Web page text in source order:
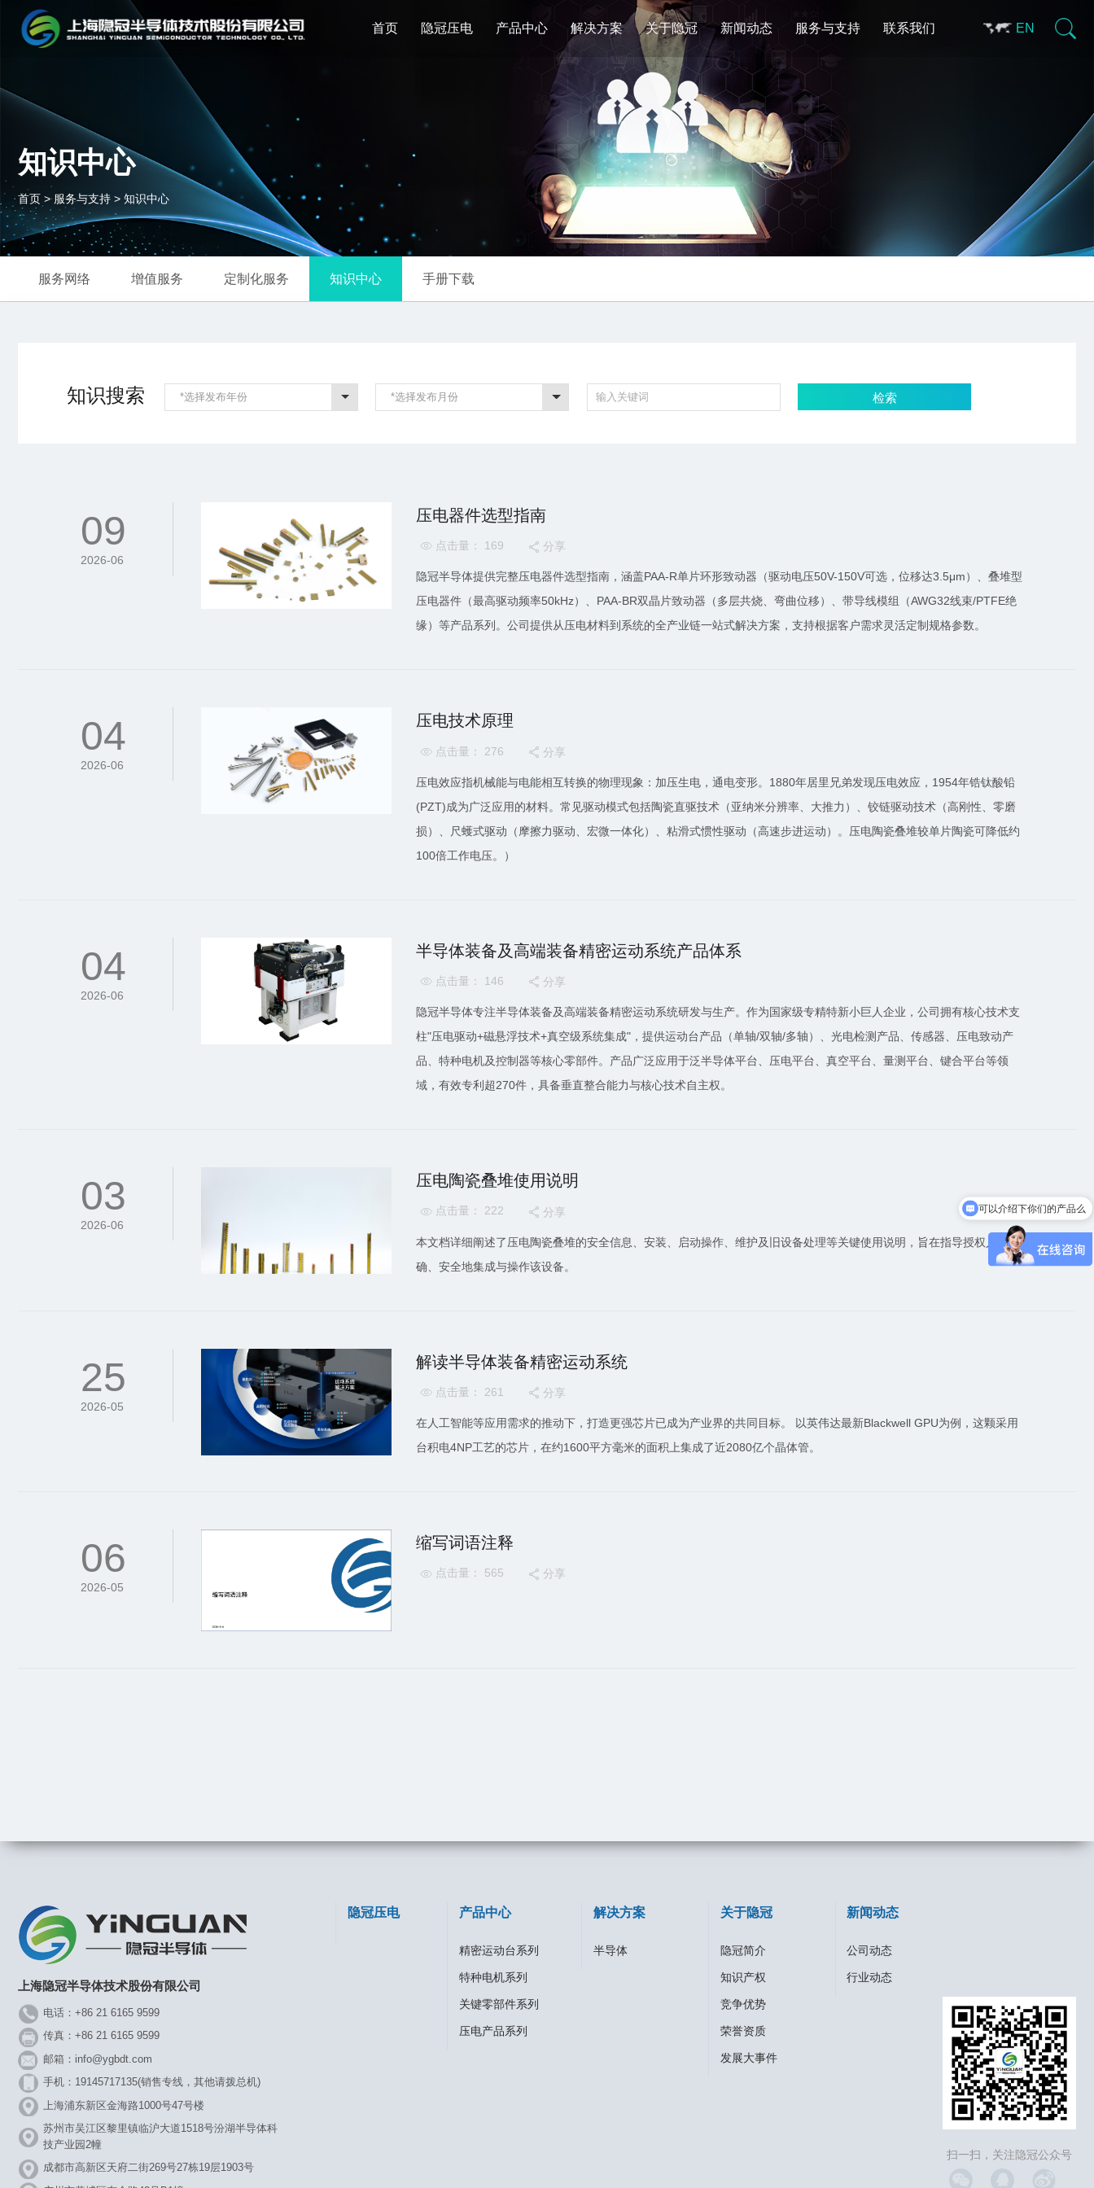
首页 隐冠压电 产品中心 解决方案 关于隐冠 新闻动态 服务与支持 联系我们 EN
知识中心
首页 >服务与支持 > 知识中心
服务网络 增值服务 定制化服务 知识中心 手册下载
知识搜索 *选择发布年份 *选择发布月份 检索
09
2026-06
压电器件选型指南
 点击量： 169  分享
隐冠半导体提供完整压电器件选型指南，涵盖PAA-R单片环形致动器（驱动电压50V-150V可选，位移达3.5μm）、叠堆型
压电器件（最高驱动频率50kHz）、PAA-BR双晶片致动器（多层共烧、弯曲位移）、带导线模组（AWG32线束/PTFE绝
缘）等产品系列。公司提供从压电材料到系统的全产业链一站式解决方案，支持根据客户需求灵活定制规格参数。
04
2026-06
压电技术原理
 点击量： 276  分享
压电效应指机械能与电能相互转换的物理现象：加压生电，通电变形。1880年居里兄弟发现压电效应，1954年锆钛酸铅
(PZT)成为广泛应用的材料。常见驱动模式包括陶瓷直驱技术（亚纳米分辨率、大推力）、铰链驱动技术（高刚性、零磨
损）、尺蠖式驱动（摩擦力驱动、宏微一体化）、粘滑式惯性驱动（高速步进运动）。压电陶瓷叠堆较单片陶瓷可降低约
100倍工作电压。）
04
2026-06
半导体装备及高端装备精密运动系统产品体系
 点击量： 146  分享
隐冠半导体专注半导体装备及高端装备精密运动系统研发与生产。作为国家级专精特新小巨人企业，公司拥有核心技术支
柱"压电驱动+磁悬浮技术+真空级系统集成"，提供运动台产品（单轴/双轴/多轴）、光电检测产品、传感器、压电致动产
品、特种电机及控制器等核心零部件。产品广泛应用于泛半导体平台、压电平台、真空平台、量测平台、键合平台等领
域，有效专利超270件，具备垂直整合能力与核心技术自主权。
03
2026-06
压电陶瓷叠堆使用说明
 点击量： 222  分享
本文档详细阐述了压电陶瓷叠堆的安全信息、安装、启动操作、维护及旧设备处理等关键使用说明，旨在指导授权人员正
确、安全地集成与操作该设备。
25
2026-05
解读半导体装备精密运动系统
 点击量： 261  分享
在人工智能等应用需求的推动下，打造更强芯片已成为产业界的共同目标。 以英伟达最新Blackwell GPU为例，这颗采用
台积电4NP工艺的芯片，在约1600平方毫米的面积上集成了近2080亿个晶体管。
06
2026-05
缩写词语注释
 点击量： 565  分享
上海隐冠半导体技术股份有限公司
电话：+86 21 6165 9599
传真：+86 21 6165 9599
邮箱：info@ygbdt.com
手机：19145717135(销售专线，其他请拨总机)
上海浦东新区金海路1000号47号楼
苏州市吴江区黎里镇临沪大道1518号汾湖半导体科
技产业园2幢
成都市高新区天府二街269号27栋19层1903号
隐冠压电 产品中心
精密运动台系列
特种电机系列
关键零部件系列
压电产品系列
解决方案
半导体
关于隐冠
隐冠简介
知识产权
竞争优势
荣誉资质
发展大事件
新闻动态
公司动态
行业动态
扫一扫，关注隐冠公众号
可以介绍下你们的产品么